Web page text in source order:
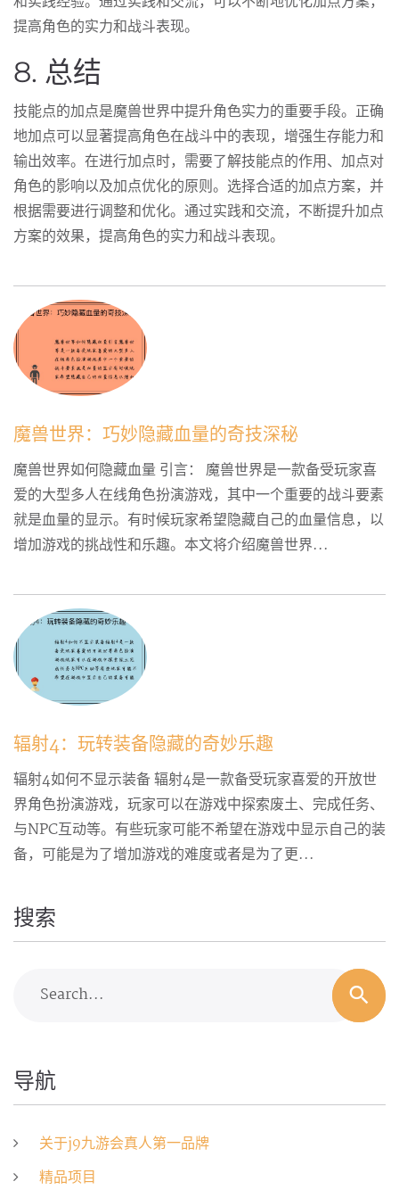
提高角色的实力和战斗表现。
8. 总结
技能点的加点是魔兽世界中提升角色实力的重要手段。正确
地加点可以显著提高角色在战斗中的表现，增强生存能力和
输出效率。在进行加点时，需要了解技能点的作用、加点对
角色的影响以及加点优化的原则。选择合适的加点方案，并
根据需要进行调整和优化。通过实践和交流，不断提升加点
方案的效果，提高角色的实力和战斗表现。
魔兽世界：巧妙隐藏血量的奇技深秘
魔兽世界如何隐藏血量 引言： 魔兽世界是一款备受玩家喜
爱的大型多人在线角色扮演游戏，其中一个重要的战斗要素
就是血量的显示。有时候玩家希望隐藏自己的血量信息，以
增加游戏的挑战性和乐趣。本文将介绍魔兽世界...
辐射4：玩转装备隐藏的奇妙乐趣
辐射4如何不显示装备 辐射4是一款备受玩家喜爱的开放世
界角色扮演游戏，玩家可以在游戏中探索废土、完成任务、
与NPC互动等。有些玩家可能不希望在游戏中显示自己的装
备，可能是为了增加游戏的难度或者是为了更...
搜索
Search...
导航
关于j9九游会真人第一品牌
精品项目